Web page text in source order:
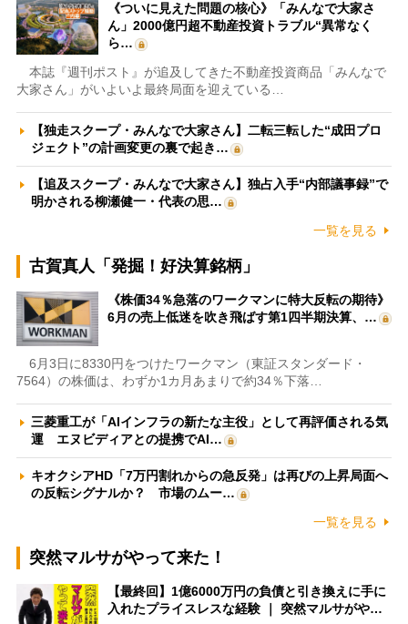
《ついに見えた問題の核心》「みんなで大家さ
ん」2000億円超不動産投資トラブル“異常なく
ら…
本誌『週刊ポスト』が追及してきた不動産投資商品「みんなで
大家さん」がいよいよ最終局面を迎えている…
【独走スクープ・みんなで大家さん】二転三転した“成田プロ
ジェクト”の計画変更の裏で起き…
【追及スクープ・みんなで大家さん】独占入手“内部議事録”で
明かされる柳瀬健一・代表の思…
一覧を見る
古賀真人「発掘！好決算銘柄」
《株価34％急落のワークマンに特大反転の期待》
6月の売上低迷を吹き飛ばす第1四半期決算、…
6月3日に8330円をつけたワークマン（東証スタンダード・
7564）の株価は、わずか1カ月あまりで約34％下落…
三菱重工が「AIインフラの新たな主役」として再評価される気
運 エヌビディアとの提携でAI…
キオクシアHD「7万円割れからの急反発」は再びの上昇局面へ
の反転シグナルか？ 市場のムー…
一覧を見る
突然マルサがやって来た！
【最終回】1億6000万円の負債と引き換えに手に
入れたプライスレスな経験 ｜ 突然マルサがや…